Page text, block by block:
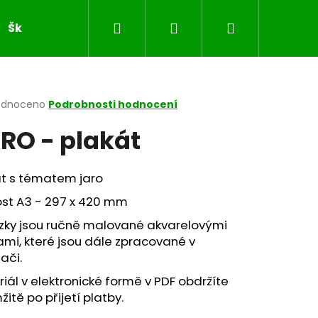
Školní sešity JARO VELIKONOCE
Hledat PřihlášeníNákupní
Podrobnosti hodnocení
- plakát
s tématem jaro
A3 - 297 x 420 mm
jsou ručně malované akvarelovými
které jsou dále zpracované v
v elektronické formě v PDF obdržíte
po přijetí platby.